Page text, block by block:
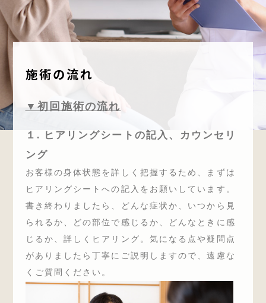
施術の流れ
▼初回施術の流れ
１. ヒアリングシートの記入、カウンセリ
ング
お客様の身体状態を詳しく把握するため、まずは
ヒアリングシートへの記入をお願いしています。
書き終わりましたら、どんな症状か、いつから見
られるか、どの部位で感じるか、どんなときに感
じるか、詳しくヒアリング。気になる点や疑問点
がありましたら丁寧にご説明しますので、遠慮な
くご質問ください。